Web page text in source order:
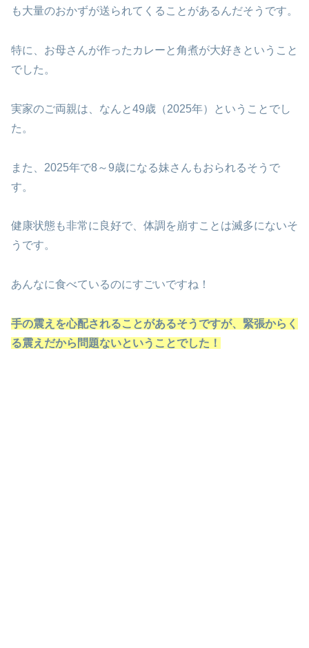
も大量のおかずが送られてくることがあるんだそうです。
特に、お母さんが作ったカレーと角煮が大好きということ
でした。
実家のご両親は、なんと49歳（2025年）ということでし
た。
また、2025年で8～9歳になる妹さんもおられるそうで
す。
健康状態も非常に良好で、体調を崩すことは滅多にないそ
うです。
あんなに食べているのにすごいですね！
手の震えを心配されることがあるそうですが、緊張からく
る震えだから問題ないということでした！